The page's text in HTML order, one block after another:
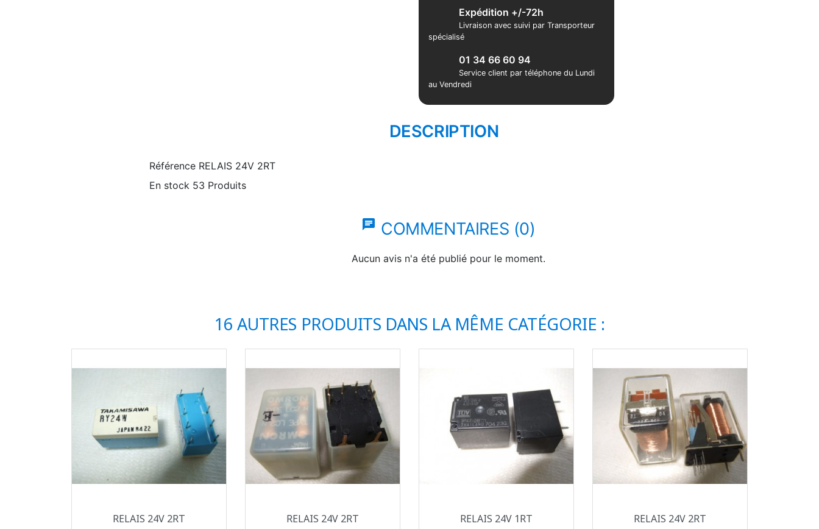
Expédition +/-72h
Livraison avec suivi par Transporteur
spécialisé
01 34 66 60 94
Service client par téléphone du Lundi
au Vendredi
DESCRIPTION
Référence RELAIS 24V 2RT
En stock 53 Produits
chat COMMENTAIRES (0)
Aucun avis n'a été publié pour le moment.
16 AUTRES PRODUITS DANS LA MÊME CATÉGORIE :
Aperçu rapide
RELAIS 24V 2RT Aperçu rapide
RELAIS 24V 2RT Aperçu rapide
RELAIS 24V 1RT Aperçu rapide
RELAIS 24V 2RT